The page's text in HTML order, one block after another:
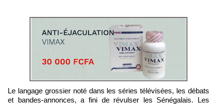
Le langage grossier noté dans les séries télévisées, les débats
et bandes-annonces, a fini de révulser les Sénégalais. Les